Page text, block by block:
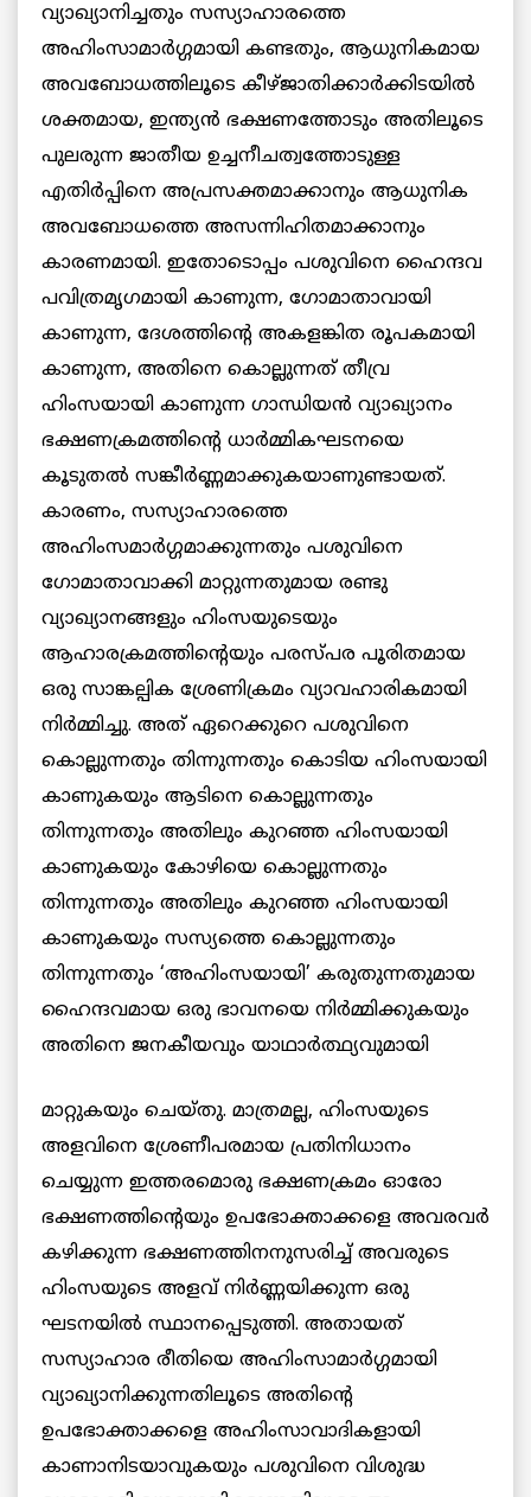
വ്യാഖ്യാനിച്ചതും സസ്യാഹാരത്തെ
അഹിംസാമാര്‍ഗ്ഗമായി കണ്ടതും, ആധുനികമായ
അവബോധത്തിലൂടെ കീഴ്ജാതിക്കാര്‍ക്കിടയില്‍
ശക്തമായ, ഇന്ത്യന്‍ ഭക്ഷണത്തോടും അതിലൂടെ
പുലരുന്ന ജാതീയ ഉച്ചനീചത്വത്തോടുള്ള
എതിര്‍പ്പിനെ അപ്രസക്തമാക്കാനും ആധുനിക
അവബോധത്തെ അസന്നിഹിതമാക്കാനും
കാരണമായി. ഇതോടൊപ്പം പശുവിനെ ഹൈന്ദവ
പവിത്രമൃഗമായി കാണുന്ന, ഗോമാതാവായി
കാണുന്ന, ദേശത്തിന്റെ അകളങ്കിത രൂപകമായി
കാണുന്ന, അതിനെ കൊല്ലുന്നത് തീവ്ര
ഹിംസയായി കാണുന്ന ഗാന്ധിയന്‍ വ്യാഖ്യാനം
ഭക്ഷണക്രമത്തിന്റെ ധാര്‍മ്മികഘടനയെ
കൂടുതല്‍ സങ്കീര്‍ണ്ണമാക്കുകയാണുണ്ടായത്.
കാരണം, സസ്യാഹാരത്തെ
അഹിംസമാര്‍ഗ്ഗമാക്കുന്നതും പശുവിനെ
ഗോമാതാവാക്കി മാറ്റുന്നതുമായ രണ്ടു
വ്യാഖ്യാനങ്ങളും ഹിംസയുടെയും
ആഹാരക്രമത്തിന്റെയും പരസ്പര പൂരിതമായ
ഒരു സാങ്കല്പിക ശ്രേണിക്രമം വ്യാവഹാരികമായി
നിര്‍മ്മിച്ചു. അത് ഏറെക്കുറെ പശുവിനെ
കൊല്ലുന്നതും തിന്നുന്നതും കൊടിയ ഹിംസയായി
കാണുകയും ആടിനെ കൊല്ലുന്നതും
തിന്നുന്നതും അതിലും കുറഞ്ഞ ഹിംസയായി
കാണുകയും കോഴിയെ കൊല്ലുന്നതും
തിന്നുന്നതും അതിലും കുറഞ്ഞ ഹിംസയായി
കാണുകയും സസ്യത്തെ കൊല്ലുന്നതും
തിന്നുന്നതും ‘അഹിംസയായി’ കരുതുന്നതുമായ
ഹൈന്ദവമായ ഒരു ഭാവനയെ നിര്‍മ്മിക്കുകയും
അതിനെ ജനകീയവും യാഥാര്‍ത്ഥ്യവുമായി
മാറ്റുകയും ചെയ്തു. മാത്രമല്ല, ഹിംസയുടെ
അളവിനെ ശ്രേണീപരമായ പ്രതിനിധാനം
ചെയ്യുന്ന ഇത്തരമൊരു ഭക്ഷണക്രമം ഓരോ
ഭക്ഷണത്തിന്റെയും ഉപഭോക്താക്കളെ അവരവര്‍
കഴിക്കുന്ന ഭക്ഷണത്തിനനുസരിച്ച് അവരുടെ
ഹിംസയുടെ അളവ് നിര്‍ണ്ണയിക്കുന്ന ഒരു
ഘടനയില്‍ സ്ഥാനപ്പെടുത്തി. അതായത്
സസ്യാഹാര രീതിയെ അഹിംസാമാര്‍ഗ്ഗമായി
വ്യാഖ്യാനിക്കുന്നതിലൂടെ അതിന്റെ
ഉപഭോക്താക്കളെ അഹിംസാവാദികളായി
കാണാനിടയാവുകയും പശുവിനെ വിശുദ്ധ